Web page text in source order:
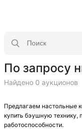
По запросу
Найдено 0 аукционов
Предлагаем настольные
купить бэушную
работоспособности.